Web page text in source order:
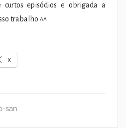
curtos episódios e obrigada a
trabalho ^^
X
san